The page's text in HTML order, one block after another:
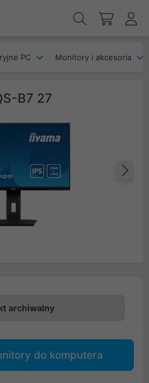
PC Monitory i akcesoria
B7 27
archiwalny
do komputera